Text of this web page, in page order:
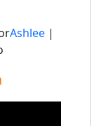
Ashlee |